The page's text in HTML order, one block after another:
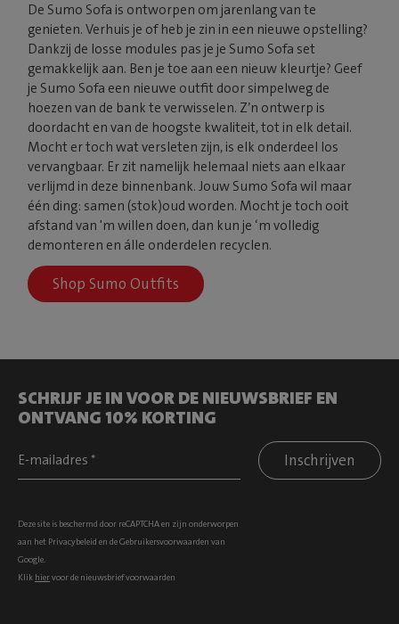
De Sumo Sofa is ontworpen om jarenlang van te
genieten. Verhuis je of heb je zin in een nieuwe opstelling?
Dankzij de losse modules pas je je Sumo Sofa set
gemakkelijk aan. Ben je toe aan een nieuw kleurtje? Geef
je Sumo Sofa een nieuwe outfit door simpelweg de
hoezen van de bank te verwisselen. Z’n ontwerp is
doordacht en van de hoogste kwaliteit, tot in elk detail.
Mocht er toch wat versleten zijn, is elk onderdeel los
vervangbaar. Er zit namelijk helemaal niets aan elkaar
verlijmd in deze binnenbank. Jouw Sumo Sofa wil maar
één ding: samen (stok)oud worden. Mocht je toch ooit
afstand van 'm willen doen, dan kun je ‘m volledig
demonteren en álle onderdelen recyclen.
Shop Sumo Outfits
SCHRIJF JE IN VOOR DE NIEUWSBRIEF EN
ONTVANG 10% KORTING
Inschrijven
Deze site is beschermd door reCAPTCHA en zijn onderworpen
aan het Privacybeleid en deGebruikersvoorwaarden van
Google.
Klik hiervoor de nieuwsbrief voorwaarden